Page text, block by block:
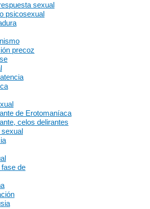
sexual
psicosexual
precoz
de Erotomaníaca
celos delirantes
sexual
fase de